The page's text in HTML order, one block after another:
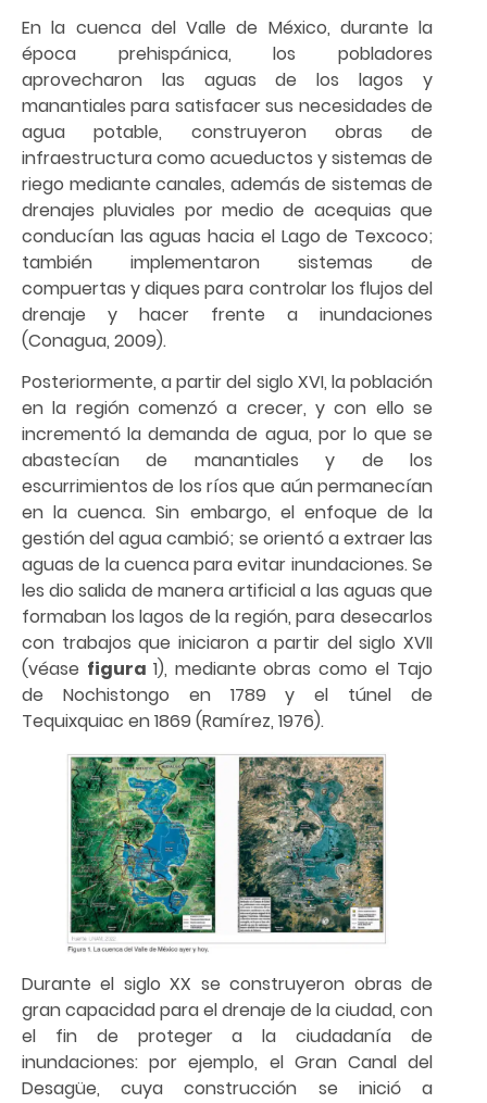
En la cuenca del Valle de México, durante la
época prehispánica, los pobladores
aprovecharon las aguas de los lagos y
manantiales para satisfacer sus necesidades de
agua potable, construyeron obras de
infraestructura como acueductos y sistemas de
riego mediante canales, además de sistemas de
drenajes pluviales por medio de acequias que
conducían las aguas hacia el Lago de Texcoco;
también implementaron sistemas de
compuertas y diques para controlar los flujos del
drenaje y hacer frente a inundaciones
(Conagua, 2009).
Posteriormente, a partir del siglo XVI, la población
en la región comenzó a crecer, y con ello se
incrementó la demanda de agua, por lo que se
abastecían de manantiales y de los
escurrimientos de los ríos que aún permanecían
en la cuenca. Sin embargo, el enfoque de la
gestión del agua cambió; se orientó a extraer las
aguas de la cuenca para evitar inundaciones. Se
les dio salida de manera artificial a las aguas que
formaban los lagos de la región, para desecarlos
con trabajos que iniciaron a partir del siglo XVII
(véase figura 1), mediante obras como el Tajo
de Nochistongo en 1789 y el túnel de
Tequixquiac en 1869 (Ramírez, 1976).
Durante el siglo XX se construyeron obras de
gran capacidad para el drenaje de la ciudad, con
el fin de proteger a la ciudadanía de
inundaciones: por ejemplo, el Gran Canal del
Desagüe, cuya construcción se inició a